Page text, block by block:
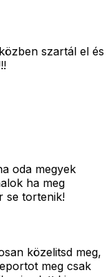
szartál el és
oda megyek
ha meg
se tortenik!
közelitsd meg,
meg csak